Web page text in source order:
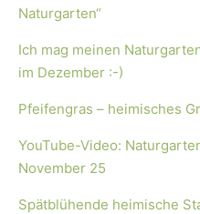
Naturgarten“
Ich mag meinen
im Dezember :-)
Pfeifengras – heimisches
YouTube-Video:
November 25
Spätblühende heimische